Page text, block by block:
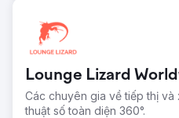
Lounge Lizard
Các chuyên gia về tiếp thị
thuật số toàn diện 360°.